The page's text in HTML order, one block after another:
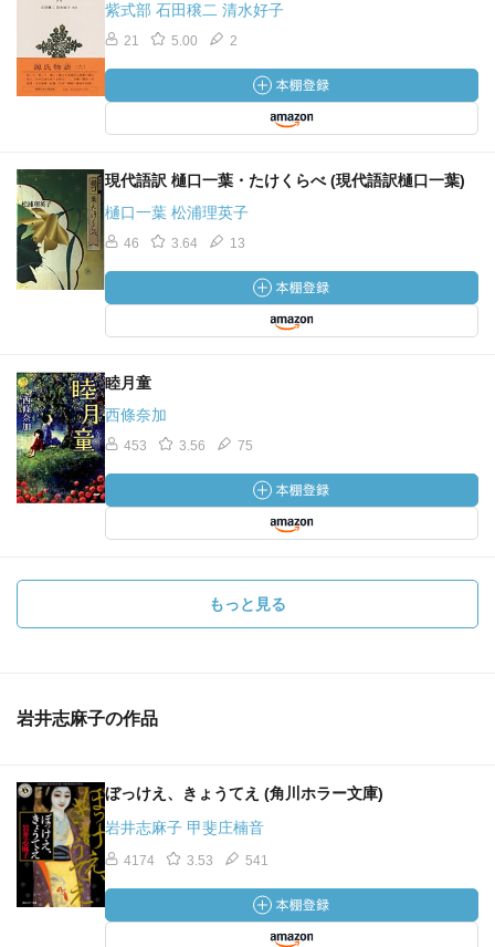
紫式部 石田穣二 清水好子
21 5.00 2
現代語訳 樋口一葉・たけくらべ (現代語訳樋口一葉)
樋口一葉 松浦理英子
46 3.64 13
睦月童
西條奈加
453 3.56 75
もっと見る
岩井志麻子の作品
ぼっけえ、きょうてえ (角川ホラー文庫)
岩井志麻子 甲斐庄楠音
4174 3.53 541